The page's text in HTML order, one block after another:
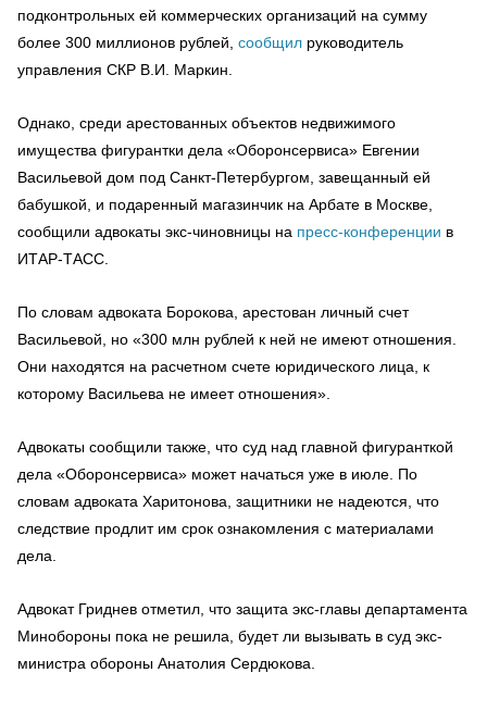
подконтрольных ей коммерческих организаций на сумму
более 300 миллионов рублей, сообщил руководитель
управления СКР В.И. Маркин.
Однако, среди арестованных объектов недвижимого
имущества фигурантки дела «Оборонсервиса» Евгении
Васильевой дом под Санкт-Петербургом, завещанный ей
бабушкой, и подаренный магазинчик на Арбате в Москве,
сообщили адвокаты экс-чиновницы на пресс-конференции в
ИТАР-ТАСС.
По словам адвоката Борокова, арестован личный счет
Васильевой, но «300 млн рублей к ней не имеют отношения.
Они находятся на расчетном счете юридического лица, к
которому Васильева не имеет отношения».
Адвокаты сообщили также, что суд над главной фигуранткой
дела «Оборонсервиса» может начаться уже в июле. По
словам адвоката Харитонова, защитники не надеются, что
следствие продлит им срок ознакомления с материалами
дела.
Адвокат Гриднев отметил, что защита экс-главы департамента
Минобороны пока не решила, будет ли вызывать в суд экс-
министра обороны Анатолия Сердюкова.